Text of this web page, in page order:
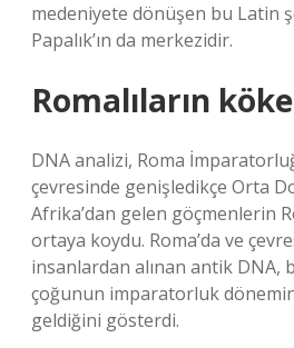
medeniyete dönüşen bu Latin
Papalık’ın da merkezidir.
Romalıların
DNA analizi, Roma
çevresinde genişledikçe Orta
Afrika’dan gelen göçmenlerin
ortaya koydu. Roma’da ve
insanlardan alınan antik DNA,
çoğunun imparatorluk
geldiğini gösterdi.